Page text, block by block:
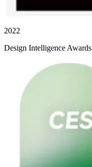
2022
Design Intelligence Awards